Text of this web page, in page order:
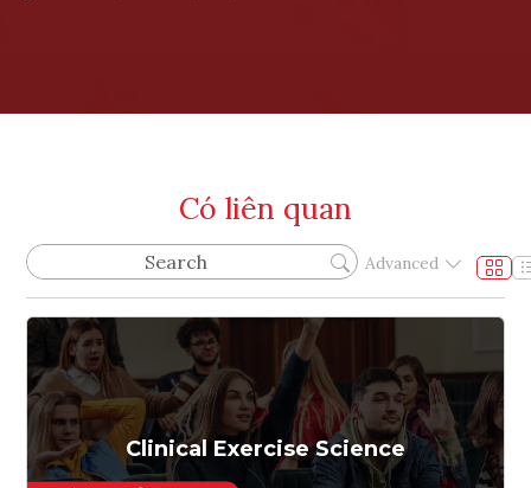
Có liên quan
Advanced
Clinical Exercise Science